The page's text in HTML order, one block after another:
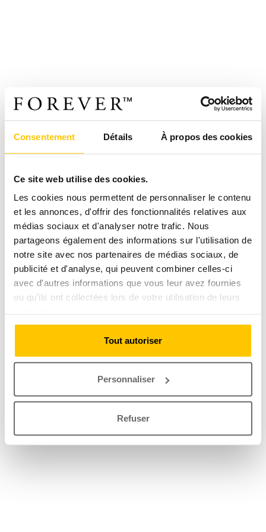
Consentement Détails À propos des cookies
Ce site web utilise des cookies.
Les cookies nous permettent de personnaliser le contenu
et les annonces, d'offrir des fonctionnalités relatives aux
médias sociaux et d'analyser notre trafic. Nous
partageons également des informations sur l'utilisation de
notre site avec nos partenaires de médias sociaux, de
publicité et d'analyse, qui peuvent combiner celles-ci
avec d'autres informations que vous leur avez fournies
ou qu'ils ont collectées lors de votre utilisation de leurs
Tout autoriser
Personnaliser
Refuser